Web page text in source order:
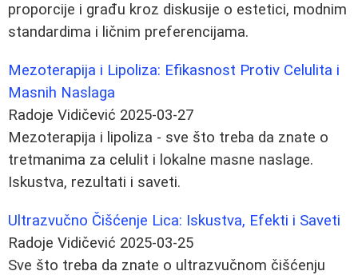
proporcije i građu kroz diskusije o estetici, modnim
standardima i ličnim preferencijama.
Mezoterapija i Lipoliza: Efikasnost Protiv Celulita i
Masnih Naslaga
Radoje Vidičević 2025-03-27
Mezoterapija i lipoliza - sve što treba da znate o
tretmanima za celulit i lokalne masne naslage.
Iskustva, rezultati i saveti.
Ultrazvučno Čišćenje Lica: Iskustva, Efekti i Saveti
Radoje Vidičević 2025-03-25
Sve što treba da znate o ultrazvučnom čišćenju